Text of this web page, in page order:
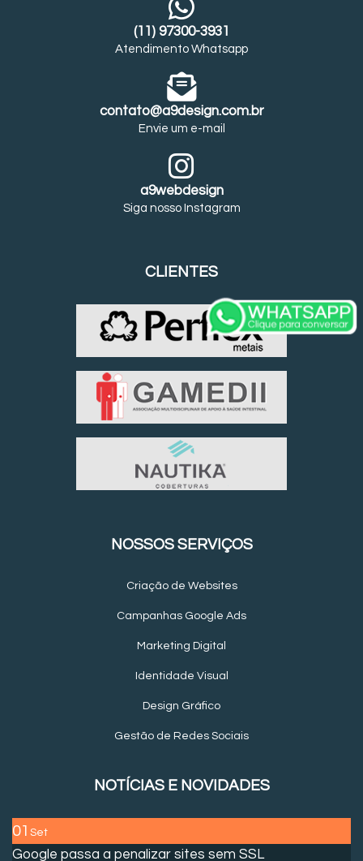
(11) 97300-3931
Atendimento Whatsapp
contato@a9design.com.br
Envie um e-mail
a9webdesign
Siga nosso Instagram
CLIENTES
NOSSOS SERVIÇOS
Criação de Websites
Campanhas Google Ads
Marketing Digital
Identidade Visual
Design Gráfico
Gestão de Redes Sociais
NOTÍCIAS E NOVIDADES
01 Set
Google passa a penalizar sites sem SSL